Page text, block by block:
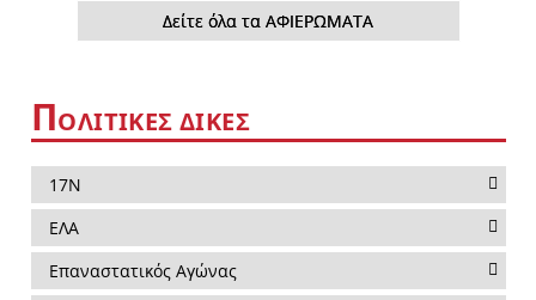
Δείτε όλα τα ΑΦΙΕΡΩΜΑΤΑ
ΠΟΛΙΤΙΚΕΣ ΔΙΚΕΣ
17Ν
ΕΛΑ
Επαναστατικός Αγώνας